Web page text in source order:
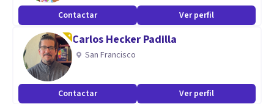
Contactar Ver perfil
Carlos Hecker Padilla
San Francisco
Contactar Ver perfil